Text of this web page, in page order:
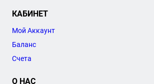
КАБИНЕТ
Мой Аккаунт
Баланс
Счета
О НАС